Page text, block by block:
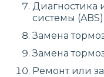
Диагностика
системы (ABS)
Замена
Замена
Ремонт или